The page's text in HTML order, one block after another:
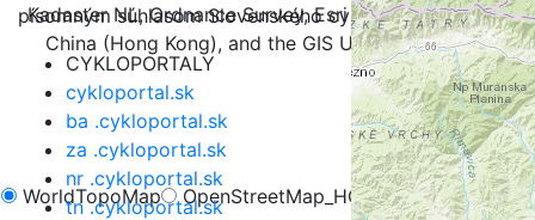
WorldTopoMap OpenStreetMap_HOT
OpenCycleMap
Kadaster NL, Ordnance Survey, Esri Japan, METI, Esri
China (Hong Kong), and the GIS User Community
písomným súhlasom Slovenského cykloklubu.
CYKLOPORTALY
cykloportal.sk
ba .cykloportal.sk
za .cykloportal.sk
nr .cykloportal.sk
tn .cykloportal.sk